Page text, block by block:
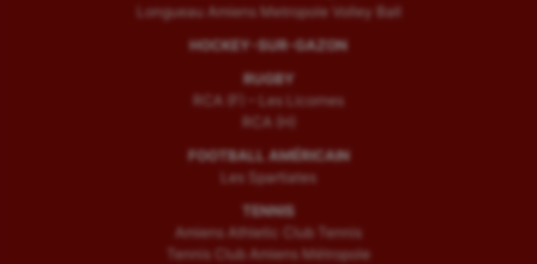
Longueau Amiens Metropole Volley Ball
HOCKEY-SUR-GAZON
RUGBY
RCA (F) – Les Licornes
RCA (H)
FOOTBALL AMÉRICAIN
Les Spartiates
TENNIS
Amiens Athletic Club Tennis
Tennis Club Amiens Métropole